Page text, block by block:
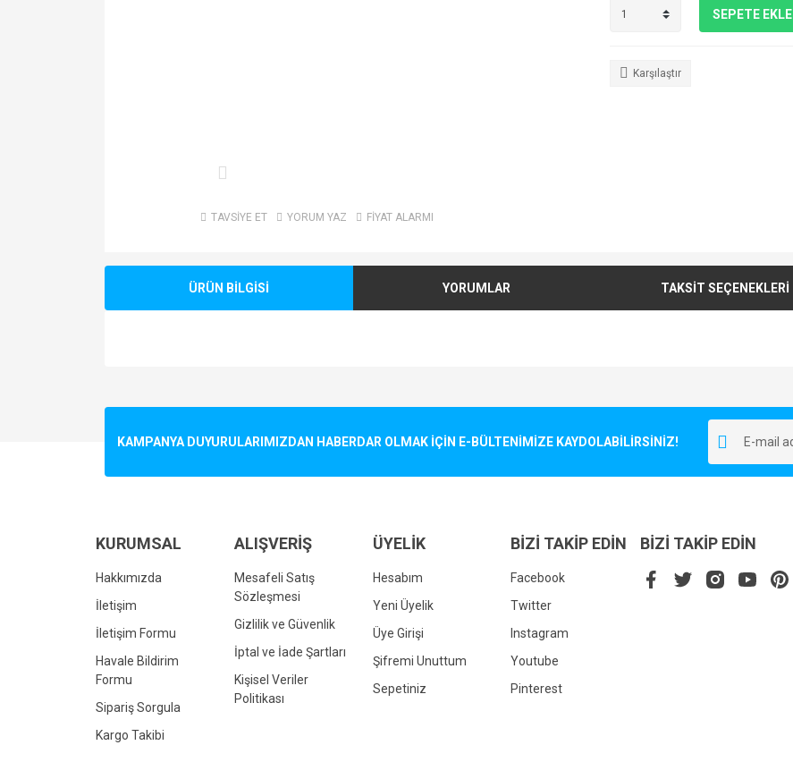
TAVSİYE ET YORUM YAZ FİYAT ALARMI
SEPETE EKLE
Karşılaştır
ÜRÜN BİLGİSİ YORUMLAR TAKSİT SEÇENEKLERİ
Ürün resmi kalitesiz, bozuk veya görüntülenemiyor.
Bu ürüne benzer farklı alternatifler olmalı.
KAMPANYA DUYURULARIMIZDAN HABERDAR OLMAK İÇİN E-BÜLTENİMİZE KAYDOLABİLİRSİNİZ!
KURUMSAL
Hakkımızda
İletişim
İletişim Formu
Havale Bildirim
Formu
Sipariş Sorgula
Kargo Takibi
ALIŞVERİŞ
Mesafeli Satış
Sözleşmesi
Gizlilik ve Güvenlik
İptal ve İade Şartları
Kişisel Veriler
Politikası
ÜYELİK
Hesabım
Yeni Üyelik
Üye Girişi
Şifremi Unuttum
Sepetiniz
BİZİ TAKİP EDİN
Facebook
Twitter
Instagram
Youtube
Pinterest
BİZİ TAKİP EDİN